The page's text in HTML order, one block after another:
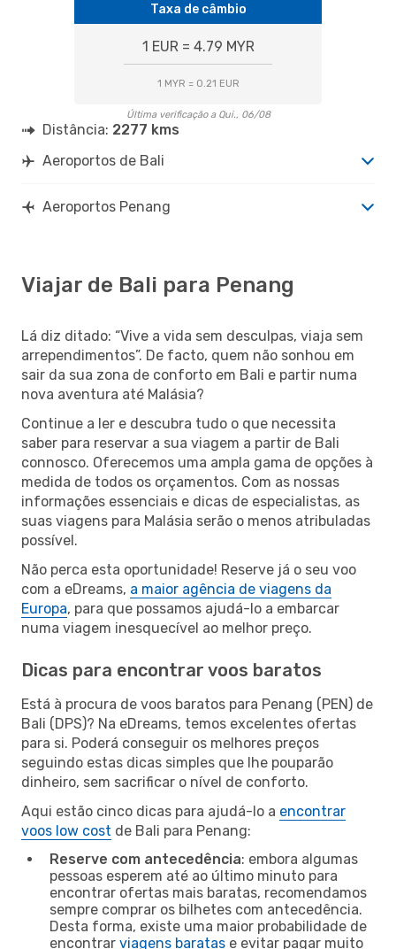
Taxa de câmbio
1 EUR = 4.79 MYR
1 MYR = 0.21 EUR
Última verificação a Qui., 06/08
Distância: 2277 kms
Aeroportos de Bali
Aeroportos Penang
Viajar de Bali para Penang
Lá diz ditado: “Vive a vida sem desculpas, viaja sem
arrependimentos”. De facto, quem não sonhou em
sair da sua zona de conforto em Bali e partir numa
nova aventura até Malásia?
Continue a ler e descubra tudo o que necessita
saber para reservar a sua viagem a partir de Bali
connosco. Oferecemos uma ampla gama de opções à
medida de todos os orçamentos. Com as nossas
informações essenciais e dicas de especialistas, as
suas viagens para Malásia serão o menos atribuladas
possível.
Não perca esta oportunidade! Reserve já o seu voo
com a eDreams, a maior agência de viagens da
Europa, para que possamos ajudá-lo a embarcar
numa viagem inesquecível ao melhor preço.
Dicas para encontrar voos baratos
Está à procura de voos baratos para Penang (PEN) de
Bali (DPS)? Na eDreams, temos excelentes ofertas
para si. Poderá conseguir os melhores preços
seguindo estas dicas simples que lhe pouparão
dinheiro, sem sacrificar o nível de conforto.
Aqui estão cinco dicas para ajudá-lo a encontrar
voos low cost de Bali para Penang:
Reserve com antecedência: embora algumas
pessoas esperem até ao último minuto para
encontrar ofertas mais baratas, recomendamos
sempre comprar os bilhetes com antecedência.
Desta forma, existe uma maior probabilidade de
encontrar viagens baratas e evitar pagar muito